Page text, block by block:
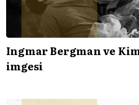
Ingmar Bergman ve
imgesi